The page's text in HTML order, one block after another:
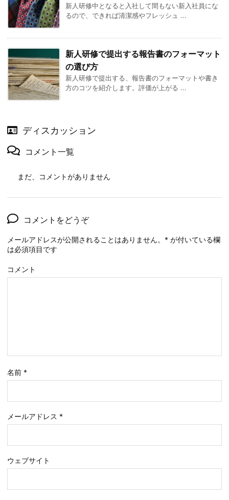
新人研修中となると入社して間もない新入社員にな
るので、できれば清潔感やフレッシュ ...
新人研修で提出する報告書のフォーマット
の選び方
新人研修で提出する、報告書のフォーマットや書き
方のコツを紹介します。評価が上がる ...
ディスカッション
コメント一覧
まだ、コメントがありません
コメントをどうぞ
メールアドレスが公開されることはありません。 * が付いている欄
は必須項目です
コメント
名前 *
メールアドレス *
ウェブサイト